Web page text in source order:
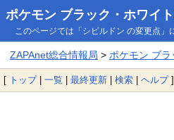
ポケモン ブラック・ホワイ
このページでは「シビルドン の変更点」
ZAPAnet総合情報局 > ポケモン ブ
[ トップ| 一覧 | 最終更新 | 検索 | ヘルプ